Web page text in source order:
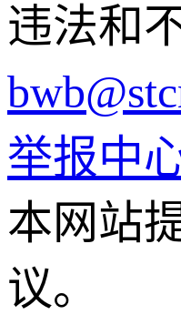
违法和
举报中
本网站
议。